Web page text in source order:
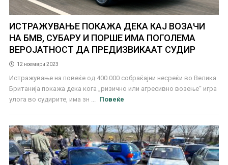
ИСТРАЖУВАЊЕ ПОКАЖА ДЕКА КАЈ ВОЗАЧИ
НА БМВ, СУБАРУ И ПОРШЕ ИМА ПОГОЛЕМА
ВЕРОЈАТНОСТ ДА ПРЕДИЗВИКААТ СУДИР
12 ноември 2023
Истражување на повеќе од 400.000 собраќајни несреќи во Велика
Британија покажа дека кога „ризично или агресивно возење“ игра
улога во судирите, има зн ...
Повеќе